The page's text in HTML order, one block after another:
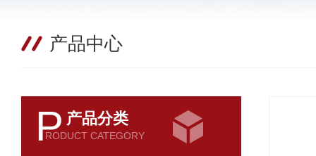
产品中心
P 产品分类
RODUCT CATEGORY